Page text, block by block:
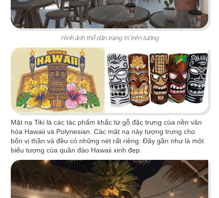
HUI XIANG SI YAN
Lấy cảm hứng từ nét đẹp truyền thống kết hợp
hơi thở hiện đại
Chi tiết
Hình ảnh thổ dân trang trí trên tường
Mặt nạ Tiki là các tác phẩm khắc từ gỗ đặc trưng của nền văn
hóa Hawaii và Polynesian. Các mặt nạ này tượng trưng cho
bốn vị thần và đều có những nét rất riêng. Đây gần như là một
biểu tượng của quần đảo Hawaii xinh đẹp.